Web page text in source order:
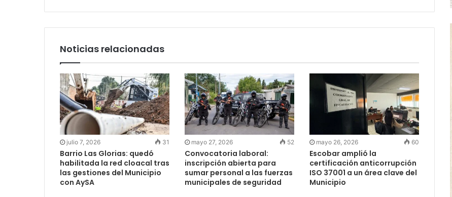
Noticias relacionadas
julio 7, 2026 31
Barrio Las Glorias: quedó
habilitada la red cloacal tras
las gestiones del Municipio
con AySA
mayo 27, 2026 52
Convocatoria laboral:
inscripción abierta para
sumar personal a las fuerzas
municipales de seguridad
mayo 26, 2026 60
Escobar amplió la
certificación anticorrupción
ISO 37001 a un área clave del
Municipio